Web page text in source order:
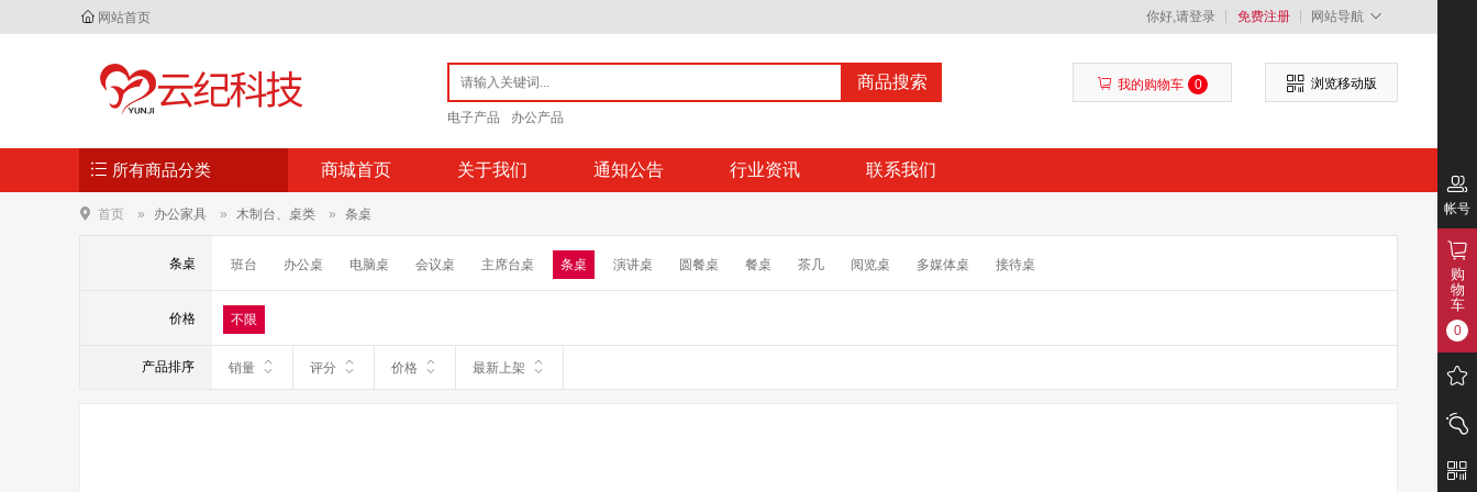
网站首页 你好,请登录 免费注册 网站导航
商品搜索
电子产品 办公产品
我的购物车 0 浏览移动版
所有商品分类 商城首页 关于我们 通知公告 行业资讯 联系我们
首页 办公家具 木制台、桌类 条桌
条桌 班台 办公桌 电脑桌 会议桌 主席台桌 条桌 演讲桌 圆餐桌 餐桌 茶几 阅览桌 多媒体桌 接待桌
价格 不限
产品排序 销量 评分 价格 最新上架
帐号
购
物
车
0